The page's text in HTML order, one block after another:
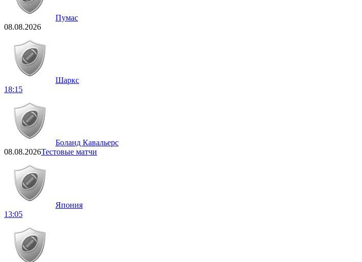
Пумас
08.08.2026
Шаркс
18:15
Боланд Кавальерс
08.08.2026Тестовые матчи
Япония
13:05